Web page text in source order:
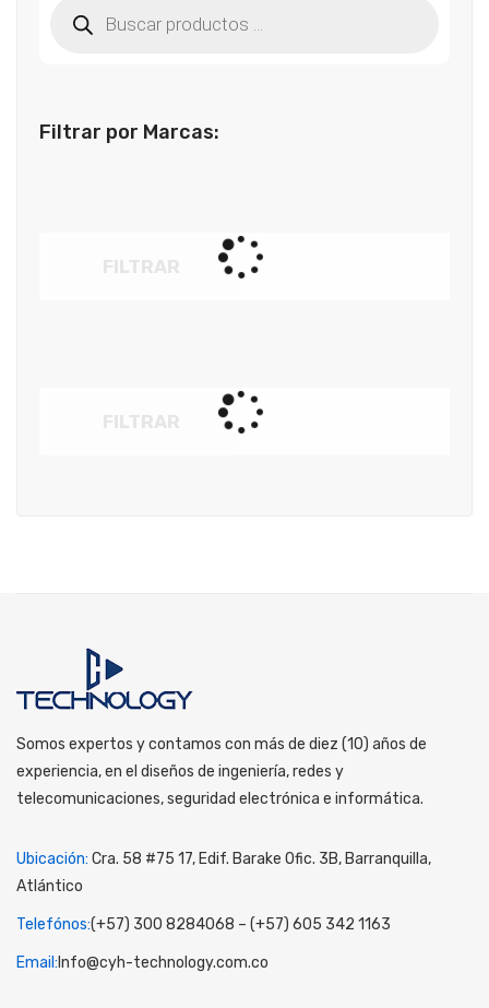
productos
Filtrar por Marcas:
Somos expertos y contamos con más de diez (10) años de
experiencia, en el diseños de ingeniería, redes y
telecomunicaciones, seguridad electrónica e informática.
Ubicación: Cra. 58 #75 17, Edif. Barake Ofic. 3B, Barranquilla,
Atlántico
Telefónos:(+57) 300 8284068 – (+57) 605 342 1163
Email: Info@cyh-technology.com.co